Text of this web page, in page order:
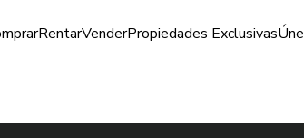
RentarVenderPropiedades Exclusivas